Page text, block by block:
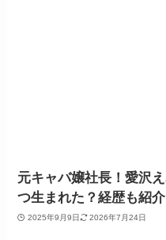
元キャバ嬢社長！愛沢
つ生まれた？経歴も紹介
2025年9月9日 2026年7月24日